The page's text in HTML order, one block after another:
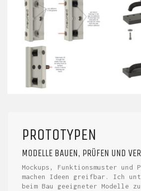
PROTOTYPEN
MODELLE BAUEN, PRÜFEN UND
Mockups, Funktionsmuster und
machen Ideen greifbar. Ich
beim Bau geeigneter Modelle